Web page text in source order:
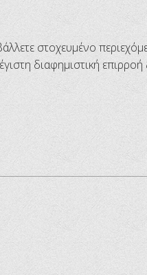
στοχευμένο
διαφημιστική επιρροή